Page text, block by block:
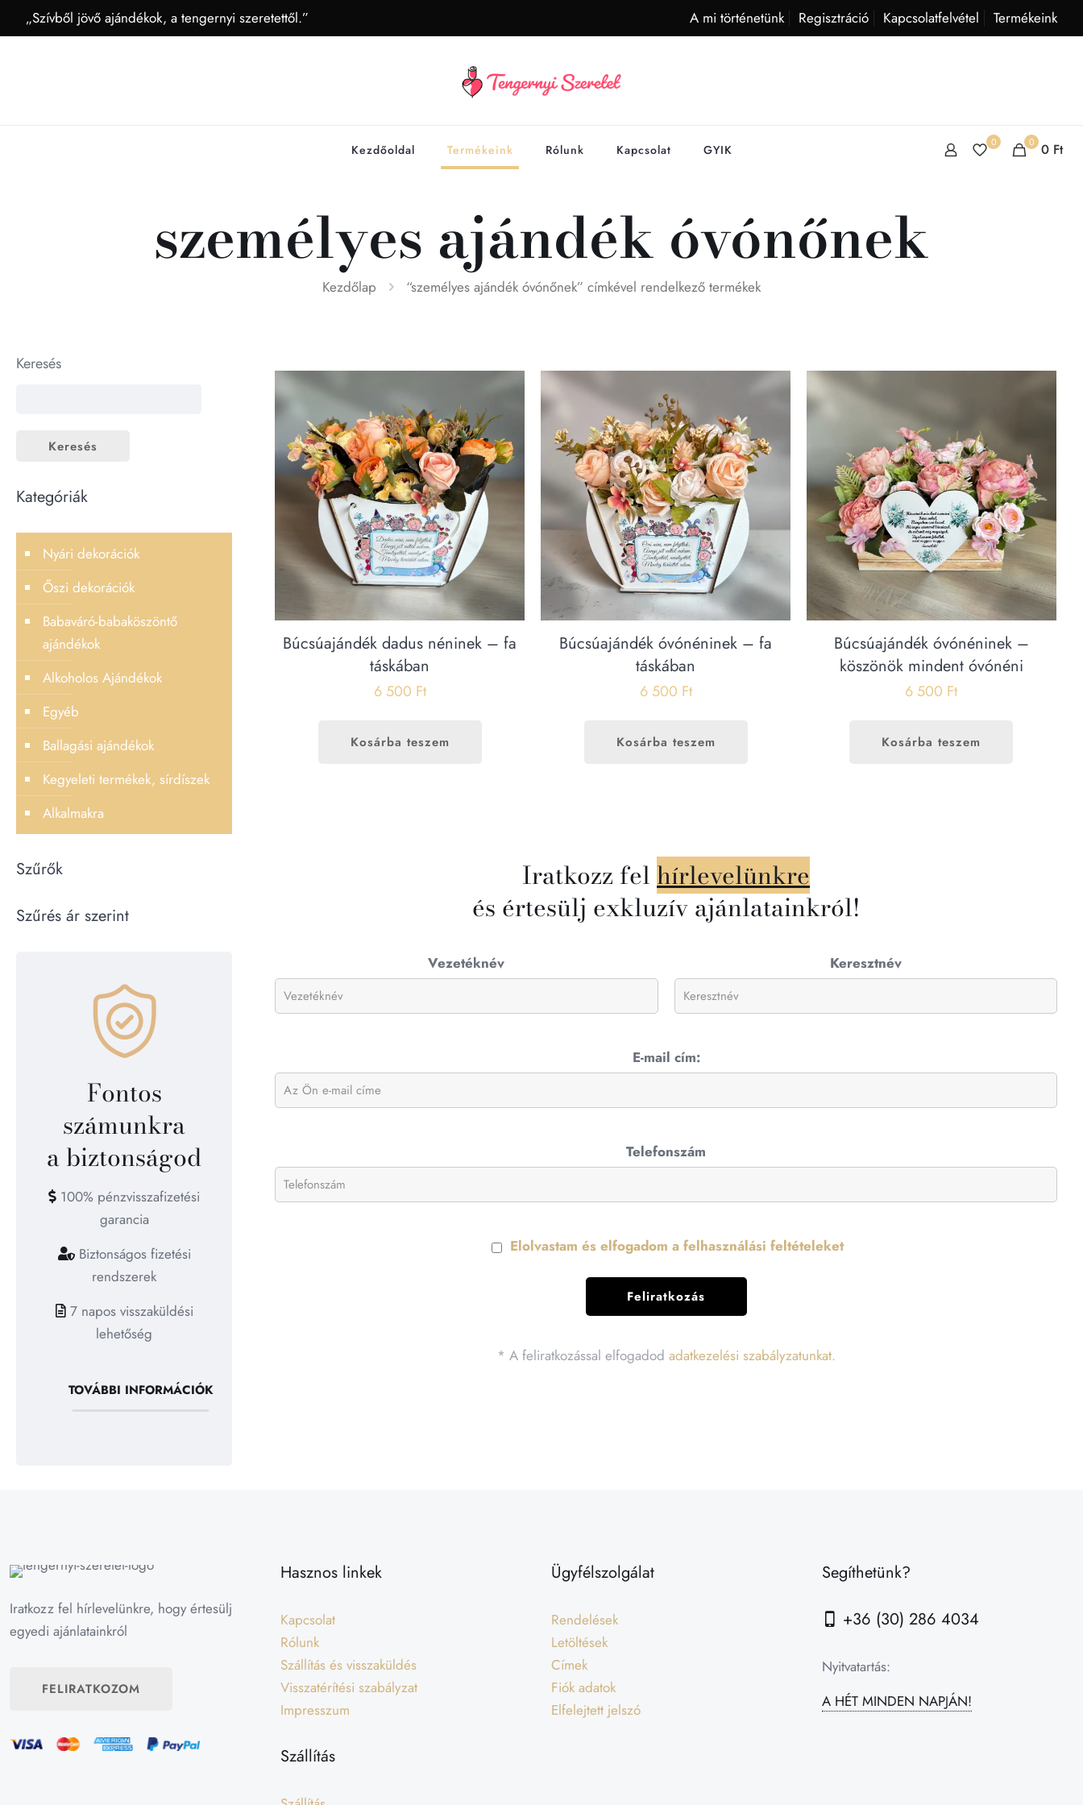
„Szívből jövő ajándékok, a tengernyi szeretettől.” A mi történetünk Regisztráció Kapcsolatfelvétel Termékeink
Kezdőoldal Termékeink Rólunk Kapcsolat GYIK 0 0 0 Ft
személyes ajándék óvónőnek
Kezdőlap “személyes ajándék óvónőnek” címkével rendelkező termékek
Búcsúajándék dadus néninek – fa
táskában
6 500 Ft
Kosárba teszem
Búcsúajándék óvónéninek – fa
táskában
6 500 Ft
Kosárba teszem
Búcsúajándék óvónéninek –
köszönök mindent óvónéni
6 500 Ft
Kosárba teszem
Iratkozz fel hírlevelünkre
és értesülj exkluzív ajánlatainkról!
Vezetéknév Keresztnév
E-mail cím:
Telefonszám
Elolvastam és elfogadom a felhasználási feltételeket
* A feliratkozással elfogadod adatkezelési szabályzatunkat.
Keresés
Keresés
Kategóriák
Nyári dekorációk
Őszi dekorációk
Babaváró-babaköszöntő
ajándékok
Alkoholos Ajándékok
Egyéb
Ballagási ajándékok
Kegyeleti termékek, sírdíszek
Alkalmakra
Szűrők
Szűrés ár szerint
Fontos
számunkra
a biztonságod
100% pénzvisszafizetési
garancia
Biztonságos fizetési
rendszerek
7 napos visszaküldési
lehetőség
TOVÁBBI INFORMÁCIÓK
Iratkozz fel hírlevelünkre, hogy értesülj
egyedi ajánlatainkról
FELIRATKOZOM
Hasznos linkek
Kapcsolat
Rólunk
Szállítás és visszaküldés
Visszatérítési szabályzat
Impresszum
Szállítás
Ügyfélszolgálat
Rendelések
Letöltések
Címek
Fiók adatok
Elfelejtett jelszó
Segíthetünk?
+36 (30) 286 4034
Nyitvatartás:
A HÉT MINDEN NAPJÁN!